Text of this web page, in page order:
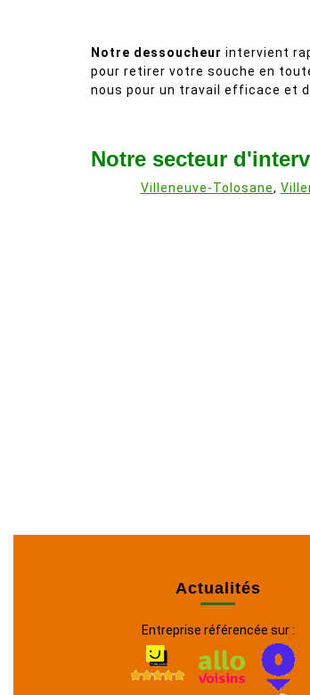
Notre dessoucheur intervient
pour retirer votre souche en
nous pour un travail efficace et
Notre secteur
Villeneuve-Tolosane,
Actualités
Entreprise référencée sur :